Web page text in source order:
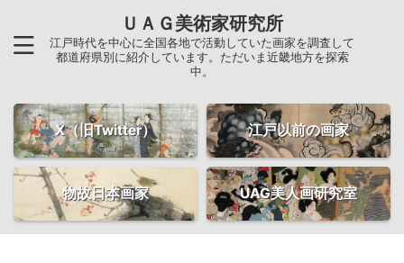
ＵＡＧ美術家研究所
江戸時代を中心に全国各地で活動していた画家を調査して
都道府県別に紹介しています。ただいま近畿地方を探索
中。
X（旧Twitter） 江戸以前の画家
物故日本画家 UAG美人画研究室